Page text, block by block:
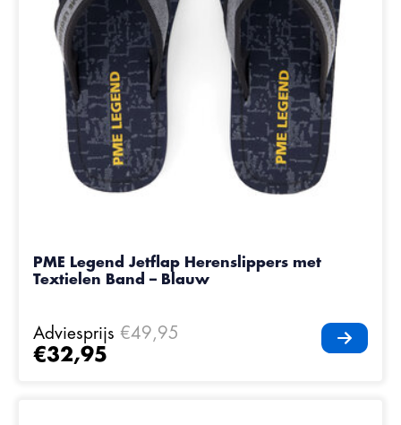
PME Legend Jetflap Herenslippers met
Textielen Band – Blauw
Adviesprijs €49,95
€32,95